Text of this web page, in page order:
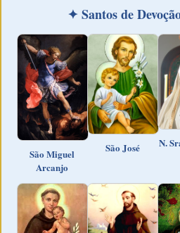
✦ Santos de
São Miguel
Arcanjo
São José N.